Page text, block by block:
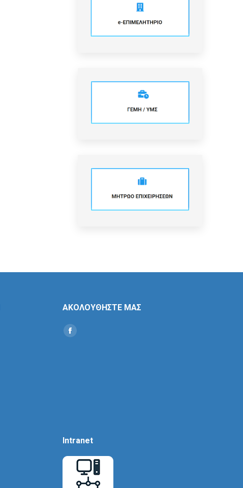
ΑΚΟΛΟΥΘΗΣΤΕ ΜΑΣ
Find us on:
Social
Intranet